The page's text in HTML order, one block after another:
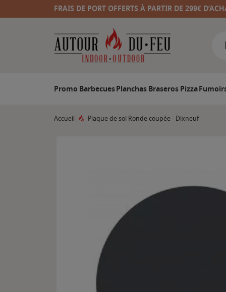
FRAIS DE PORT OFFERTS À PARTIR DE 299€
Promo BarbecuesPlanchasBraserosPizza
Accueil Plaque de sol Ronde coupée - Dixneuf